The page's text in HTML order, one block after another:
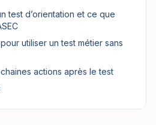
test d’orientation et ce que
utiliser un test métier sans
actions après le test